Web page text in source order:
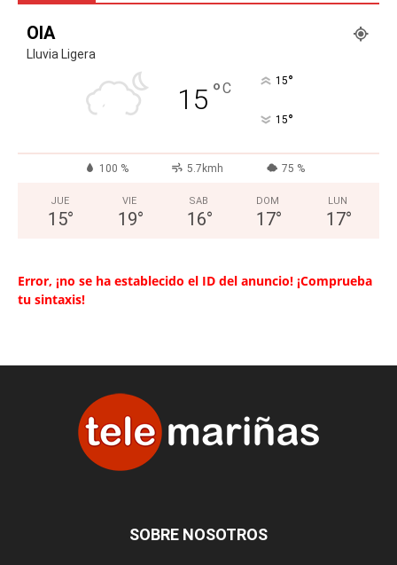
OIA
Lluvia Ligera
15 °C 15°
15°
100 % 5.7kmh 75 %
JUE
15°
VIE
19°
SAB
16°
DOM
17°
LUN
17°
Error, ¡no se ha establecido el ID del anuncio! ¡Comprueba
tu sintaxis!
SOBRE NOSOTROS